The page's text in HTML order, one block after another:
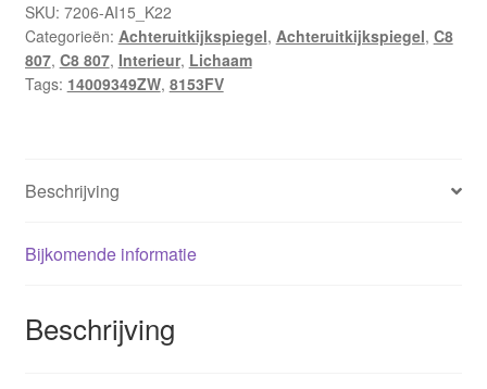
SKU: 7206-AI15_K22
Categorieën: Achteruitkijkspiegel, Achteruitkijkspiegel, C8
807, C8 807, Interieur, Lichaam
Tags: 14009349ZW, 8153FV
Beschrijving
Bijkomende informatie
Beschrijving